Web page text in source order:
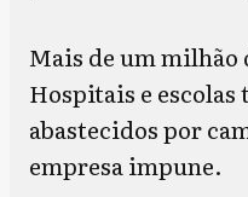
Mais de um milhão
Hospitais e escolas
abastecidos por
empresa impune.